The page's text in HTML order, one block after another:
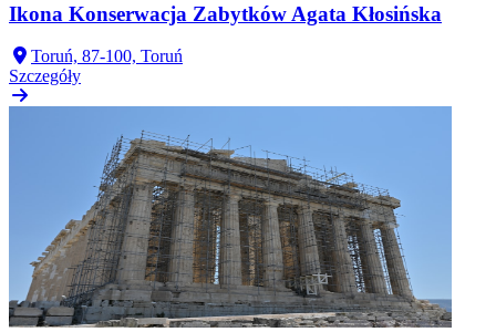
Ikona Konserwacja Zabytków Agata Kłosińska
Toruń, 87-100, Toruń
Szczegóły